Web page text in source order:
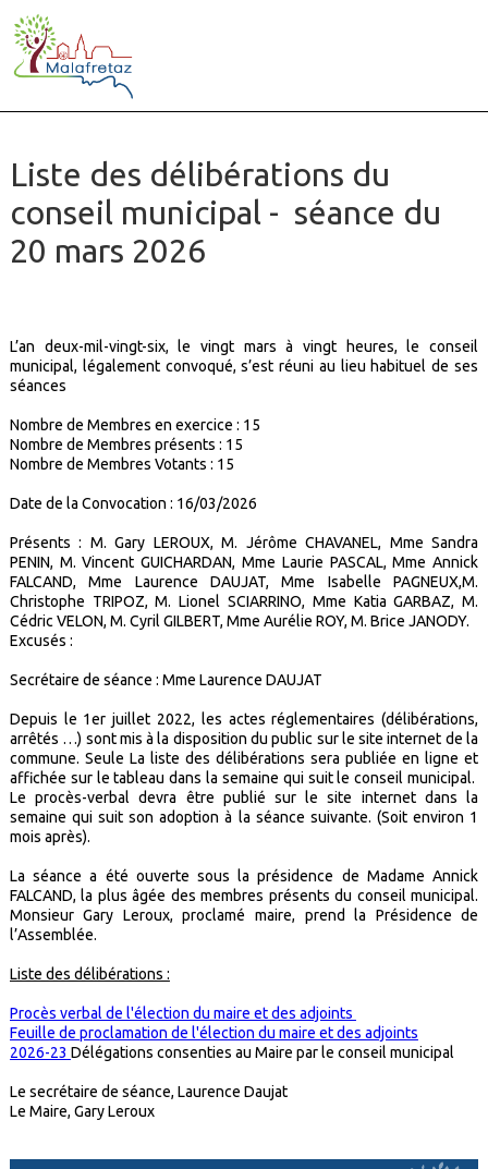
Liste des délibérations du
conseil municipal - séance du
20 mars 2026
L’an deux-mil-vingt-six, le vingt mars à vingt heures, le conseil
municipal, légalement convoqué, s’est réuni au lieu habituel de ses
séances
Nombre de Membres en exercice : 15
Nombre de Membres présents : 15
Nombre de Membres Votants : 15
Date de la Convocation : 16/03/2026
Présents : M. Gary LEROUX, M. Jérôme CHAVANEL, Mme Sandra
PENIN, M. Vincent GUICHARDAN, Mme Laurie PASCAL, Mme Annick
FALCAND, Mme Laurence DAUJAT, Mme Isabelle PAGNEUX,M.
Christophe TRIPOZ, M. Lionel SCIARRINO, Mme Katia GARBAZ, M.
Cédric VELON, M. Cyril GILBERT, Mme Aurélie ROY, M. Brice JANODY.
Excusés :
Secrétaire de séance : Mme Laurence DAUJAT
Depuis le 1er juillet 2022, les actes réglementaires (délibérations,
arrêtés …) sont mis à la disposition du public sur le site internet de la
commune. Seule La liste des délibérations sera publiée en ligne et
affichée sur le tableau dans la semaine qui suit le conseil municipal.
Le procès-verbal devra être publié sur le site internet dans la
semaine qui suit son adoption à la séance suivante. (Soit environ 1
mois après).
La séance a été ouverte sous la présidence de Madame Annick
FALCAND, la plus âgée des membres présents du conseil municipal.
Monsieur Gary Leroux, proclamé maire, prend la Présidence de
l’Assemblée.
Liste des délibérations :
Procès verbal de l'élection du maire et des adjoints
Feuille de proclamation de l'élection du maire et des adjoints
2026-23 Délégations consenties au Maire par le conseil municipal
Le secrétaire de séance, Laurence Daujat
Le Maire, Gary Leroux